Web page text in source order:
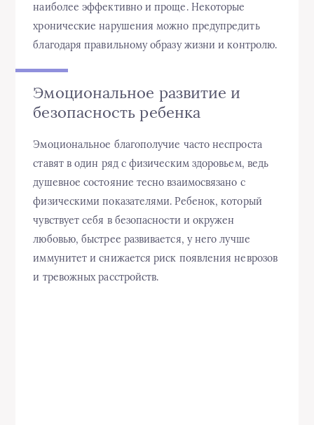
наиболее эффективно и проще. Некоторые
хронические нарушения можно предупредить
благодаря правильному образу жизни и контролю.
Эмоциональное развитие и
безопасность ребенка
Эмоциональное благополучие часто неспроста
ставят в один ряд с физическим здоровьем, ведь
душевное состояние тесно взаимосвязано с
физическими показателями. Ребенок, который
чувствует себя в безопасности и окружен
любовью, быстрее развивается, у него лучше
иммунитет и снижается риск появления неврозов
и тревожных расстройств.